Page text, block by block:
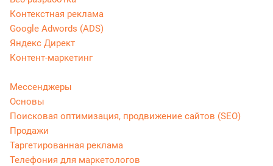
Контекстная реклама
Google Adwords (ADS)
Яндекс Директ
Контент-маркетинг
Мессенджеры
Основы
Поисковая оптимизация, продвижение сайтов (SEO)
Продажи
Таргетированная реклама
Телефония для маркетологов